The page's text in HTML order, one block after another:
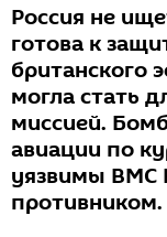
Россия не
готова к
британского
могла стать
миссией.
авиации по
уязвимы ВМС
противником.